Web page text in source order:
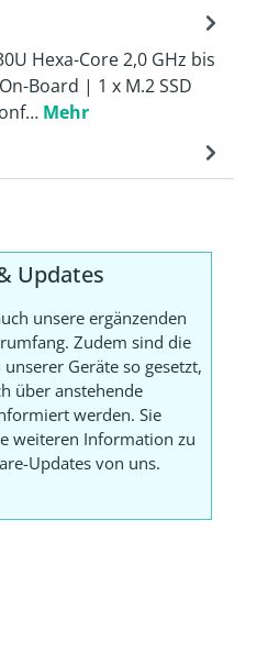
Hexa-Core 2,0 GHz bis
Board | 1 x M.2 SSD
Mehr
Updates
unsere ergänzenden
Zudem sind die
Geräte so gesetzt,
über anstehende
werden. Sie
weiteren Information zu
Updates von uns.